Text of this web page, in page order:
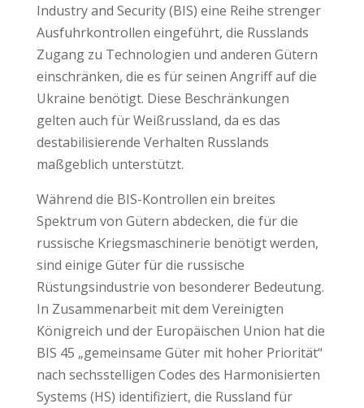
Industry and Security (BIS) eine Reihe strenger
Ausfuhrkontrollen eingeführt, die Russlands
Zugang zu Technologien und anderen Gütern
einschränken, die es für seinen Angriff auf die
Ukraine benötigt. Diese Beschränkungen
gelten auch für Weißrussland, da es das
destabilisierende Verhalten Russlands
maßgeblich unterstützt.
Während die BIS-Kontrollen ein breites
Spektrum von Gütern abdecken, die für die
russische Kriegsmaschinerie benötigt werden,
sind einige Güter für die russische
Rüstungsindustrie von besonderer Bedeutung.
In Zusammenarbeit mit dem Vereinigten
Königreich und der Europäischen Union hat die
BIS 45 „gemeinsame Güter mit hoher Priorität“
nach sechsstelligen Codes des Harmonisierten
Systems (HS) identifiziert, die Russland für